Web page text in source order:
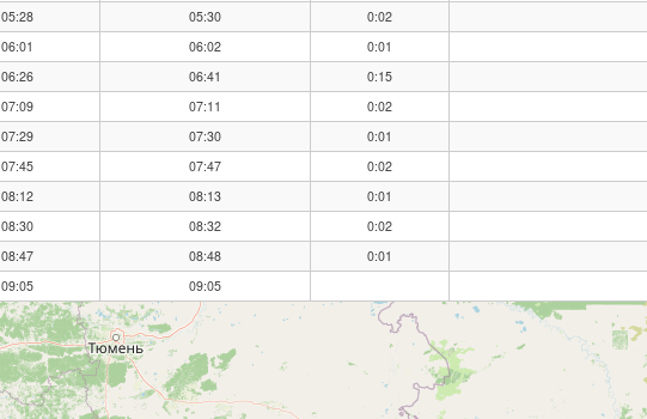
05:28 05:30 0:02
06:01 06:02 0:01
06:26 06:41 0:15
07:09 07:11 0:02
07:29 07:30 0:01
07:45 07:47 0:02
08:12 08:13 0:01
08:30 08:32 0:02
08:47 08:48 0:01
09:05 09:05